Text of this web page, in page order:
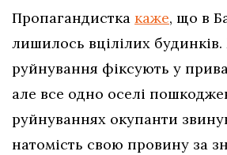
Пропагандистка каже, що в
лишилось вцілілих
руйнування фіксують у
але все одно оселі
руйнуваннях окупанти
натомість свою провину за